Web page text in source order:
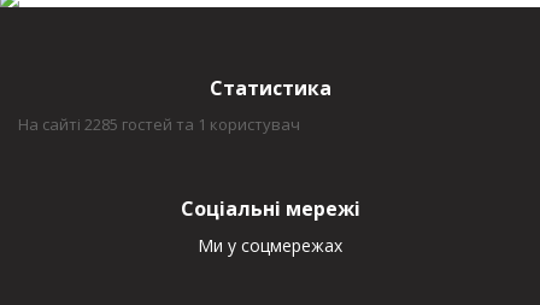
Статистика
На сайті 2285 гостей та 1 користувач
Соціальні мережі
Ми у соцмережах